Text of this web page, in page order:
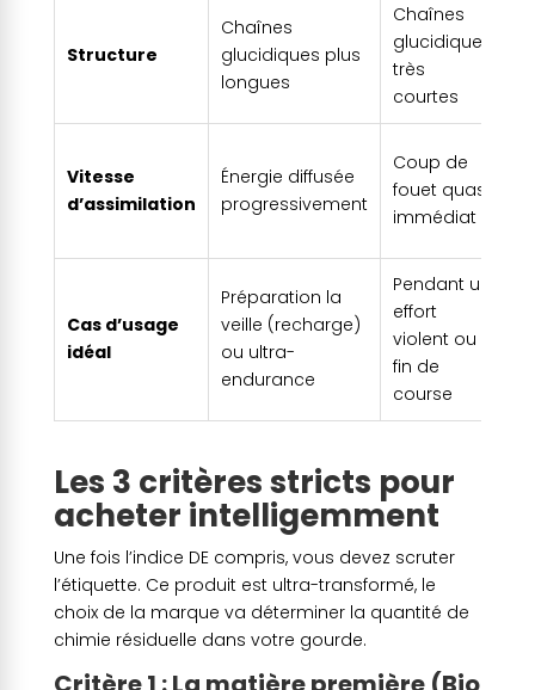
Structure
Chaînes
glucidiques plus
longues
Chaînes
glucidiques
très
courtes
Vitesse
d’assimilation
Énergie diffusée
progressivement
Coup de
fouet quasi
immédiat
Cas d’usage
idéal
Préparation la
veille (recharge)
ou ultra-
endurance
Pendant un
effort
violent ou
fin de
course
Les 3 critères stricts pour
acheter intelligemment
Une fois l’indice DE compris, vous devez scruter
l’étiquette. Ce produit est ultra-transformé, le
choix de la marque va déterminer la quantité de
chimie résiduelle dans votre gourde.